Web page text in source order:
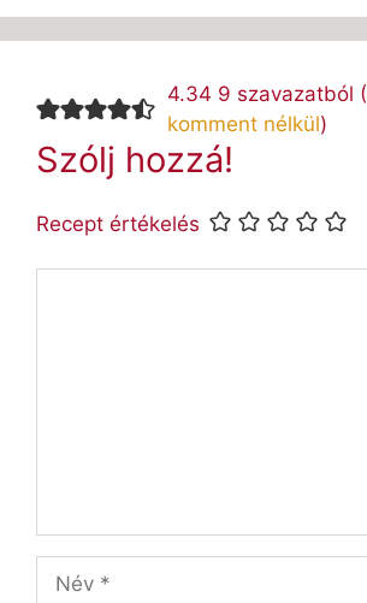
4.34 9 szavazatból (
komment nélkül)
Szólj hozzá!
Recept értékelés
Név